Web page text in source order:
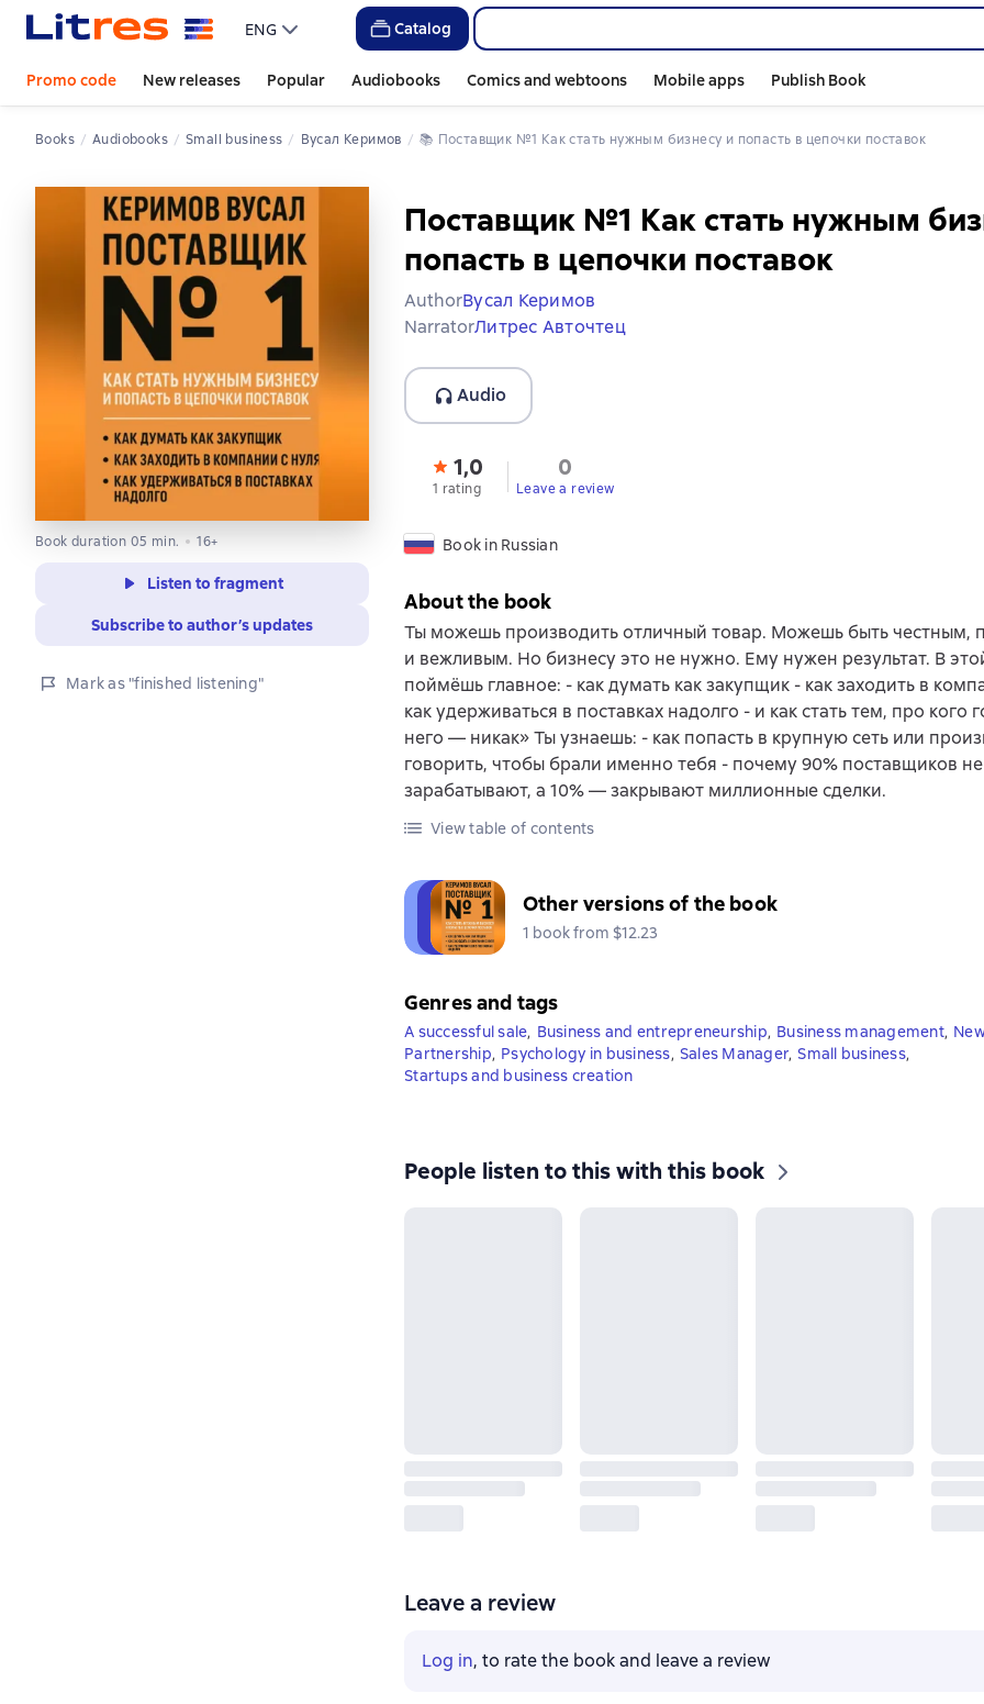
ENG Catalog
Promo code New releases Popular Audiobooks Comics and webtoons Mobile apps Publish Book
Books Audiobooks Small business Вусал Керимов 📚 Поставщик №1 Как стать нужным бизнесу и попасть в цепочки поставок
Book duration 05 min. 16+
Listen to fragment
Subscribe to author’s updates
Mark as "finished listening"
Поставщик №1 Как стать нужным
попасть в цепочки поставок
AuthorВусал Керимов
NarratorЛитрес Авточтец
Audio
1,0
1 rating
0
Leave a review
Book in Russian
About the book
Ты можешь производить отличный товар. Можешь быть честным,
и вежливым. Но бизнесу это не нужно. Ему нужен результат. В
поймёшь главное: - как думать как закупщик - как заходить в
как удерживаться в поставках надолго - и как стать тем, про кого
него — никак» Ты узнаешь: - как попасть в крупную сеть или
говорить, чтобы брали именно тебя - почему 90% поставщиков не
зарабатывают, а 10% — закрывают миллионные сделки.
View table of contents
Other versions of the book
1 book from $12.23
Genres and tags
A successful sale, Business and entrepreneurship, Business management,
Partnership, Psychology in business, Sales Manager, Small business,
Startups and business creation
People listen to this with this book
Leave a review
Log in, to rate the book and leave a review